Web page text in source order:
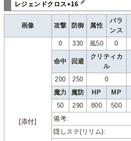
レジェンドクロス+16
画像 攻撃 防御 属性
バラ
ンス
[添付]
0 330 風50 0
命中 回避
クリティカ
ル
200
250 0
魔力
魔防 HP MP
50
290 800 500
備考:
隠しステ(リリム):